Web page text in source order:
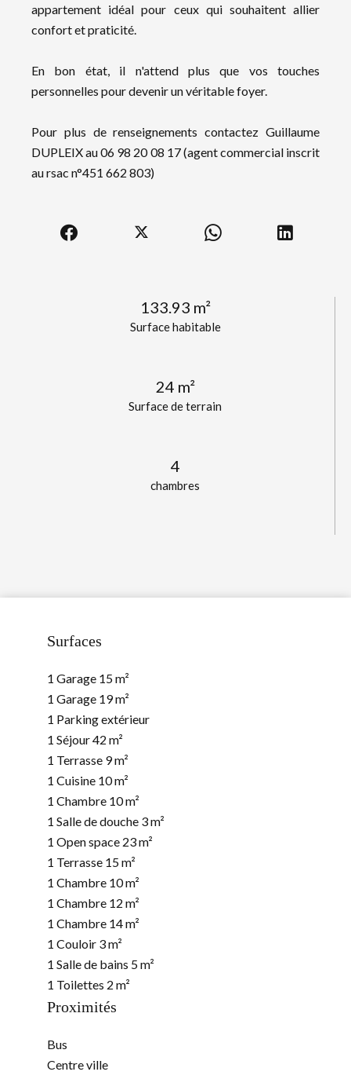
Surface habitable
133.93 m²
Surface de terrain
24 m²
chambres
4
appartement idéal pour ceux qui souhaitent allier
confort et praticité.
En bon état, il n'attend plus que vos touches
personnelles pour devenir un véritable foyer.
Pour plus de renseignements contactez Guillaume
DUPLEIX au 06 98 20 08 17 (agent commercial inscrit
au rsac n°451 662 803)
Surfaces
1 Garage 15 m²
1 Garage 19 m²
1 Parking extérieur
1 Séjour42 m²
1 Terrasse 9 m²
1 Cuisine 10 m²
1 Chambre 10 m²
1 Salle de douche 3 m²
1 Open space 23 m²
1 Terrasse 15 m²
1 Chambre 10 m²
1 Chambre 12 m²
1 Chambre 14 m²
1 Couloir 3 m²
1 Salle de bains 5 m²
1 Toilettes 2 m²
Proximités
Bus
Centre ville